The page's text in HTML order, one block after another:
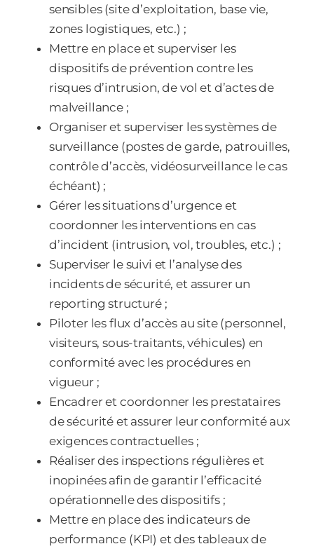
sensibles (site d’exploitation, base vie,
zones logistiques, etc.) ;
Mettre en place et superviser les
dispositifs de prévention contre les
risques d’intrusion, de vol et d’actes de
malveillance ;
Organiser et superviser les systèmes de
surveillance (postes de garde, patrouilles,
contrôle d’accès, vidéosurveillance le cas
échéant) ;
Gérer les situations d’urgence et
coordonner les interventions en cas
d’incident (intrusion, vol, troubles, etc.) ;
Superviser le suivi et l’analyse des
incidents de sécurité, et assurer un
reporting structuré ;
Piloter les flux d’accès au site (personnel,
visiteurs, sous-traitants, véhicules) en
conformité avec les procédures en
vigueur ;
Encadrer et coordonner les prestataires
de sécurité et assurer leur conformité aux
exigences contractuelles ;
Réaliser des inspections régulières et
inopinées afin de garantir l’efficacité
opérationnelle des dispositifs ;
Mettre en place des indicateurs de
performance (KPI) et des tableaux de